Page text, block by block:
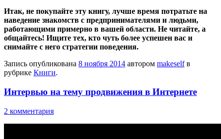
Итак, не покупайте эту книгу, лучше время потратьте на
наведение знакомств с предпринимателями и людьми,
работающими примерно в вашей области. Не читайте, а
общайтесь! Ищите тех, кто чуть более успешен вас и
снимайте с него стратегии поведения.
Запись опубликована 8 ноября 2014 автором makeselfв
рубрике Книги.
Интервью на тему продвижения в Интернете
2 комментария